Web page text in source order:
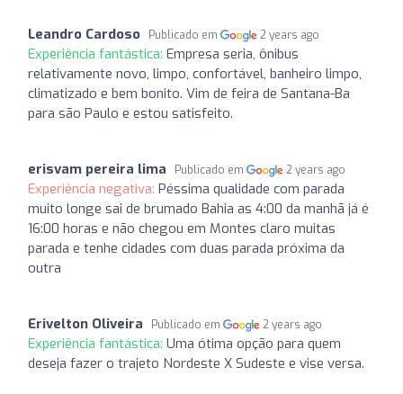
Leandro Cardoso Publicado em 2 years ago
Experiência fantástica: Empresa seria, ônibus
relativamente novo, limpo, confortável, banheiro limpo,
climatizado e bem bonito. Vim de feira de Santana-Ba
para são Paulo e estou satisfeito.
erisvam pereira lima Publicado em 2 years ago
Experiência negativa: Péssima qualidade com parada
muito longe sai de brumado Bahia as 4:00 da manhã já é
16:00 horas e não chegou em Montes claro muitas
parada e tenhe cidades com duas parada próxima da
outra
Erivelton Oliveira Publicado em 2 years ago
Experiência fantástica: Uma ótima opção para quem
deseja fazer o trajeto Nordeste X Sudeste e vise versa.